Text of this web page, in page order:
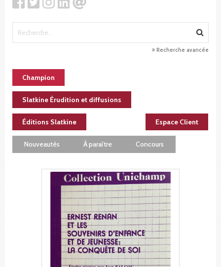
Recherche avancée
Champion
Slatkine Érudition et diffusions
Éditions Slatkine Espace Client
Nouveautés À paraître Concours